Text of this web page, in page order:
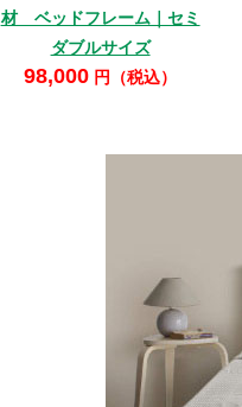
材 ベッドフレーム｜セミ
ダブルサイズ
98,000 円（税込）